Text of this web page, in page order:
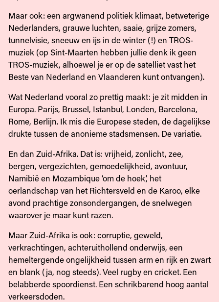
Maar ook: een argwanend politiek klimaat, betweterige
Nederlanders, grauwe luchten, saaie, grijze zomers,
tunnelvisie, sneeuw en ijs in de winter (!) en TROS-
muziek (op Sint-Maarten hebben jullie denk ik geen
TROS-muziek, alhoewel je er op de satelliet vast het
Beste van Nederland en Vlaanderen kunt ontvangen).
Wat Nederland vooral zo prettig maakt: je zit midden in
Europa. Parijs, Brussel, Istanbul, Londen, Barcelona,
Rome, Berlijn. Ik mis die Europese steden, de dagelijkse
drukte tussen de anonieme stadsmensen. De variatie.
En dan Zuid-Afrika. Dat is: vrijheid, zonlicht, zee,
bergen, vergezichten, gemoedelijkheid, avontuur,
Namibië en Mozambique ‘om de hoek’, het
oerlandschap van het Richtersveld en de Karoo, elke
avond prachtige zonsondergangen, de snelwegen
waarover je maar kunt razen.
Maar Zuid-Afrika is ook: corruptie, geweld,
verkrachtingen, achteruithollend onderwijs, een
hemeltergende ongelijkheid tussen arm en rijk en zwart
en blank (ja, nog steeds). Veel rugby en cricket. Een
belabberde spoordienst. Een schrikbarend hoog aantal
verkeersdoden.